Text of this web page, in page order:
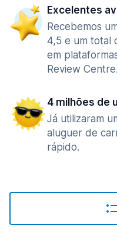
Excelentes
Recebemos
4,5 e um total
em
Review Centre.
4 milhões de
Já utilizaram
aluguer de
rápido.